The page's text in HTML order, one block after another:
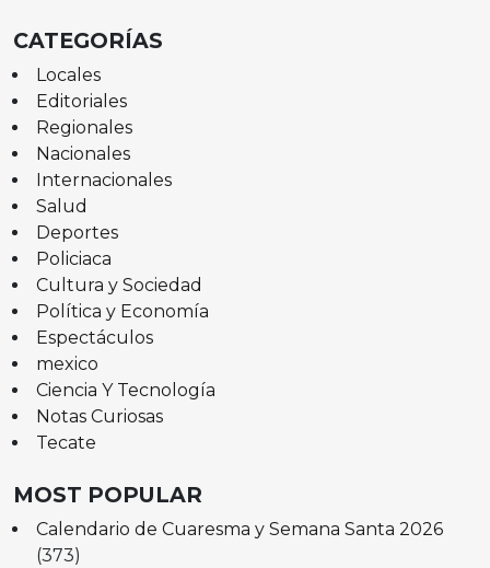
CATEGORÍAS
Locales
Editoriales
Regionales
Nacionales
Internacionales
Salud
Deportes
Policiaca
Cultura y Sociedad
Política y Economía
Espectáculos
mexico
Ciencia Y Tecnología
Notas Curiosas
Tecate
MOST POPULAR
Calendario de Cuaresma y Semana Santa 2026
(373)